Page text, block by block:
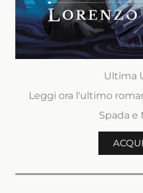
Ultima
Leggi ora l'ultimo
Spada e